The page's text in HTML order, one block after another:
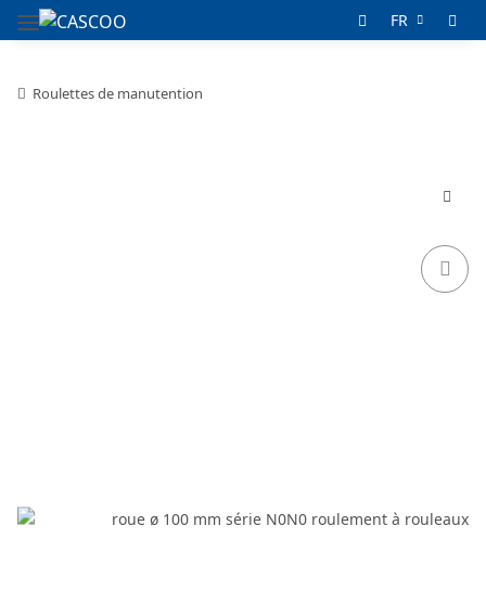
FR
Roulettes de manutention